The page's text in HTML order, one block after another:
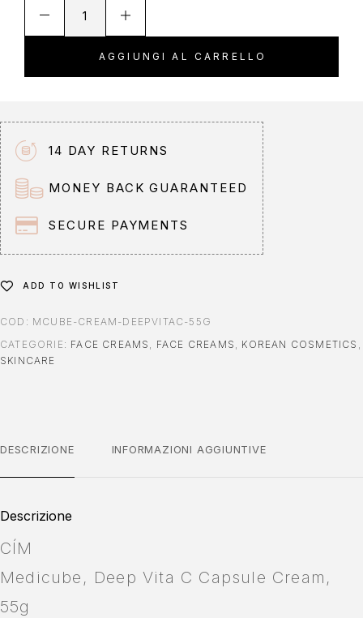
AGGIUNGI AL CARRELLO
a
t
i
v
e
:
14 DAY RETURNS
MONEY BACK GUARANTEED
SECURE PAYMENTS
ADD TO WISHLIST
COD: MCUBE-CREAM-DEEPVITAC-55G
CATEGORIE: FACE CREAMS , FACE CREAMS , KOREAN COSMETICS ,
SKINCARE
DESCRIZIONE INFORMAZIONI AGGIUNTIVE
Descrizione
CÍM
Medicube, Deep Vita C Capsule Cream,
55g